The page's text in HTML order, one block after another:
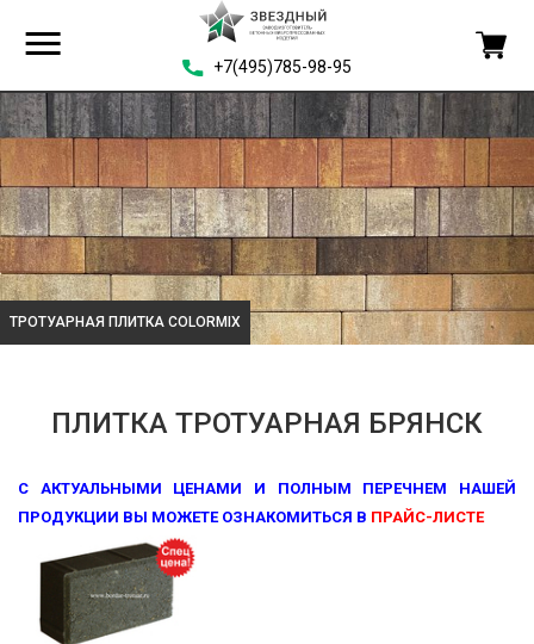
+7(495)785-98-95
ТРОТУАРНАЯ ПЛИТКА ГРАНИТНАЯ
ПЛИТКА ТРОТУАРНАЯ БРЯНСК
С АКТУАЛЬНЫМИ ЦЕНАМИ И ПОЛНЫМ ПЕРЕЧНЕМ НАШЕЙ
ПРОДУКЦИИ ВЫ МОЖЕТЕ ОЗНАКОМИТЬСЯ В ПРАЙС-ЛИСТЕ